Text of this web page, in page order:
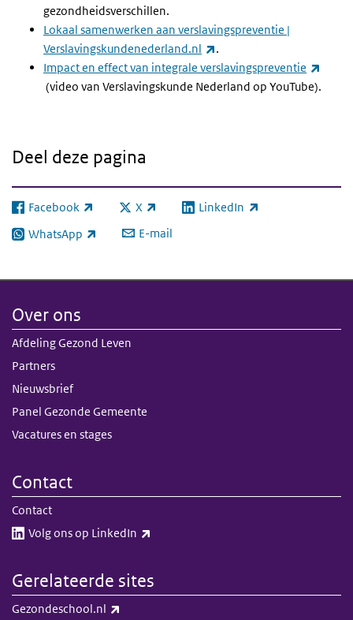
gezondheidsverschillen.
Lokaal samenwerken aan verslavingspreventie |
Verslavingskundenederland.nl
.
Impact en effect van integrale verslavingspreventie
(externe link)
(video van Verslavingskunde Nederland op YouTube).
Deel deze pagina
Facebook
(externe link) X
(externe link) LinkedIn
(externe link)
WhatsApp
(externe link) E-mail
Over ons
Afdeling Gezond Leven
Partners
Nieuwsbrief
Panel Gezonde Gemeente
Vacatures en stages
Contact
Contact
Volg ons op LinkedIn​​
Gerelateerde sites
Gezondeschool.nl